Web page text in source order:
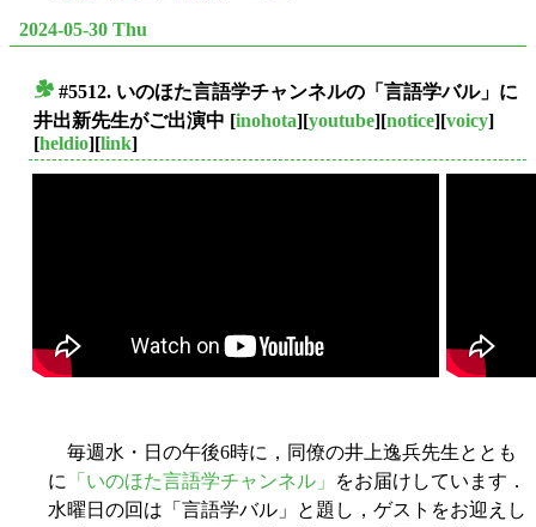
2024-05-30 Thu
#5512. いのほた言語学チャンネルの「言語学バル」に
井出新先生がご出演中 [inohota][youtube][notice][voicy]
[heldio][link]
毎週水・日の午後6時に，同僚の井上逸兵先生ととも
に
「いのほた言語学チャンネル」
をお届けしています．
水曜日の回は「言語学バル」と題し，ゲストをお迎えし